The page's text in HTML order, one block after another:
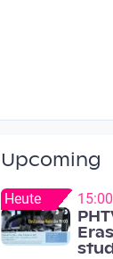
Upcoming
Heute